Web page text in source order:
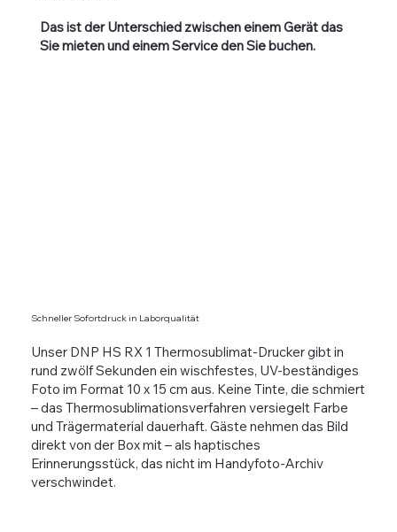
Unser DNP HS RX 1 Thermosublimat-Drucker gibt in
rund zwölf Sekunden ein wischfestes, UV-beständiges
Foto im Format 10 x 15 cm aus. Keine Tinte, die schmiert
– das Thermosublimationsverfahren versiegelt Farbe
und Trägermaterial dauerhaft. Gäste nehmen das Bild
direkt von der Box mit – als haptisches
Erinnerungsstück, das nicht im Handyfoto-Archiv
verschwindet.
Schneller Sofortdruck in Laborqualität
Das ist der Unterschied zwischen einem Gerät das
Sie mieten und einem Service den Sie buchen.